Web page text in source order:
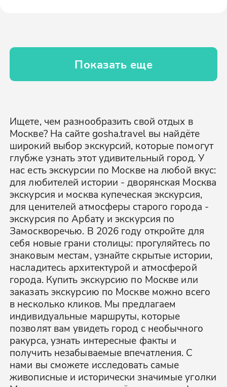
Показать еще
Ищете, чем разнообразить свой отдых в
Москве? На сайте gosha.travel вы найдёте
широкий выбор экскурсий, которые помогут
глубже узнать этот удивительный город. У
нас есть экскурсии по Москве на любой вкус:
для любителей истории - дворянская Москва
экскурсия и москва купеческая экскурсия,
для ценителей атмосферы старого города -
экскурсия по Арбату и экскурсия по
Замоскворечью. В 2026 году откройте для
себя новые грани столицы: прогуляйтесь по
знаковым местам, узнайте скрытые истории,
насладитесь архитектурой и атмосферой
города. Купить экскурсию по Москве или
заказать экскурсию по Москве можно всего
в несколько кликов. Мы предлагаем
индивидуальные маршруты, которые
позволят вам увидеть город с необычного
ракурса, узнать интересные факты и
получить незабываемые впечатления. С
нами вы сможете исследовать самые
живописные и исторически значимые уголки